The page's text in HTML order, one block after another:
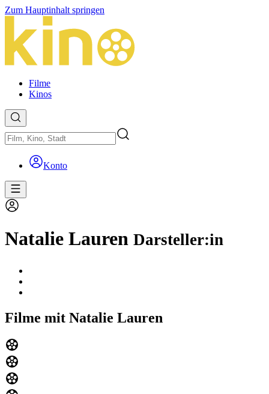
Zum Hauptinhalt springen
Filme
Kinos
Konto
Natalie Lauren Darsteller:in
Filme mit Natalie Lauren